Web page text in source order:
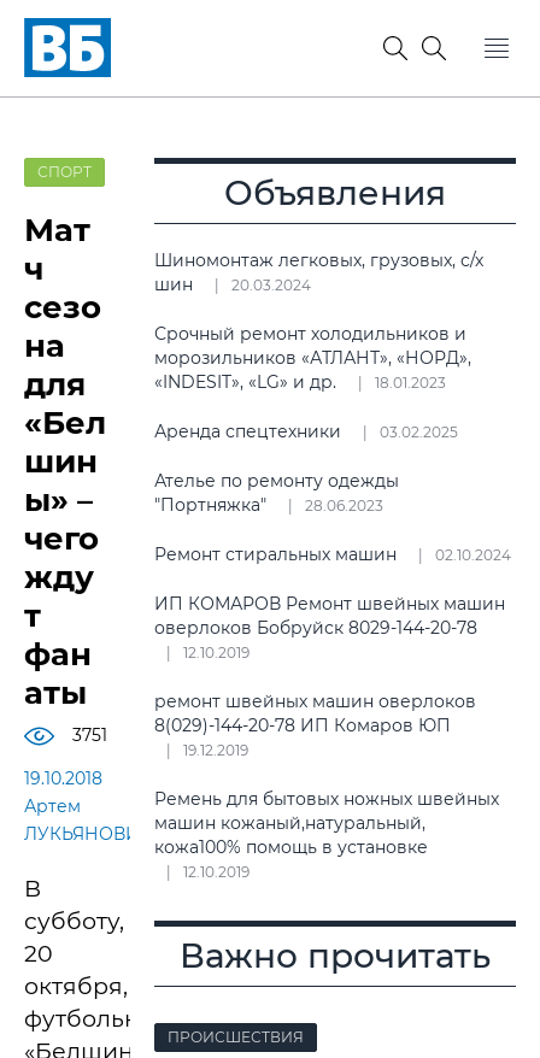
СПОРТ
Мат
ч
сезо
на
для
«Бел
шин
ы» –
чего
жду
т
фан
аты
3751
19.10.2018
Артем
ЛУКЬЯНОВИЧ.
В
субботу,
20
октября,
футбольная
«Белшина»
Объявления
Шиномонтаж легковых, грузовых, с/х
шин
20.03.2024
Срочный ремонт холодильников и
морозильников «АТЛАНТ», «НОРД»,
«INDESIT», «LG» и др.
18.01.2023
Аренда спецтехники 03.02.2025
Ателье по ремонту одежды
"Портняжка"
28.06.2023
Ремонт стиральных машин 02.10.2024
ИП КОМАРОВ Ремонт швейных машин
оверлоков Бобруйск 8029-144-20-78
12.10.2019
ремонт швейных машин оверлоков
8(029)-144-20-78 ИП Комаров ЮП
19.12.2019
Ремень для бытовых ножных швейных
машин кожаный,натуральный,
кожа100% помощь в установке
12.10.2019
Важно прочитать
ПРОИСШЕСТВИЯ